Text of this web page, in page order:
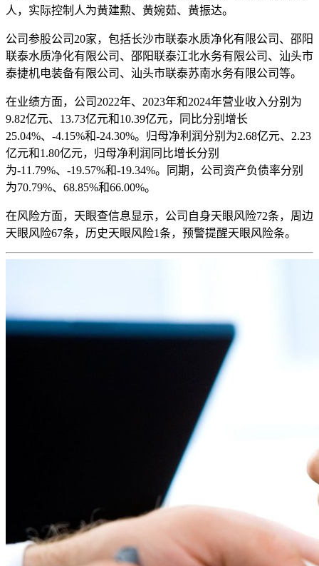
人，实际控制人为黄建勲、黄婉茹、黄振达。
公司参股公司20家，包括长沙市联泰水质净化有限公司、邵阳
联泰水质净化有限公司、邵阳联泰江北水务有限公司、汕头市
泰捷机电装备有限公司、汕头市联泰苏南水务有限公司等。
在业绩方面，公司2022年、2023年和2024年营业收入分别为
9.82亿元、13.73亿元和10.39亿元，同比分别增长
25.04%、-4.15%和-24.30%。归母净利润分别为2.68亿元、2.23
亿元和1.80亿元，归母净利润同比增长分别
为-11.79%、-19.57%和-19.34%。同期，公司资产负债率分别
为70.79%、68.85%和66.00%。
在风险方面，天眼查信息显示，公司自身天眼风险72条，周边
天眼风险67条，历史天眼风险1条，预警提醒天眼风险条。